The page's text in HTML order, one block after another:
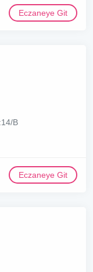
Eczaneye Git
B
Eczaneye Git